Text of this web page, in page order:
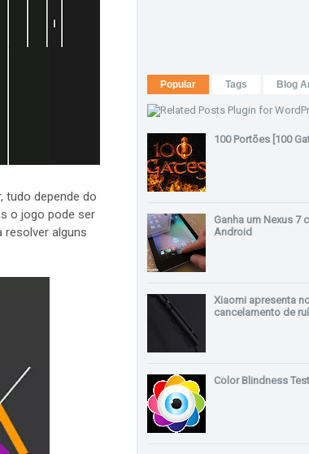
tudo depende do
o jogo pode ser
alguns
Popular Tags Blog
100 Portões [100
Ganha um Nexus 7
Android
Xiaomi apresenta
cancelamento de
Color Blindness Test